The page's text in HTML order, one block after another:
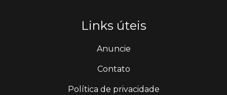
Links úteis
Anuncie
Contato
Política de privacidade